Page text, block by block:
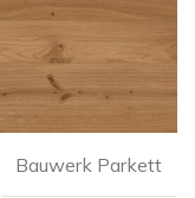
Bauwerk Parkett